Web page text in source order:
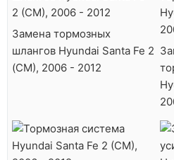
Замена тормозных
шлангов Hyundai Santa Fe 2
(CM), 2006 - 2012